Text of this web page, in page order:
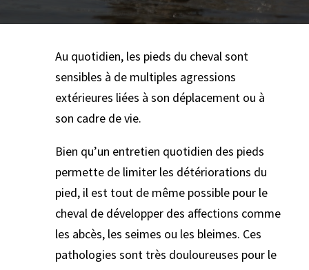
Au quotidien, les pieds du cheval sont
sensibles à de multiples agressions
extérieures liées à son déplacement ou à
son cadre de vie.
Bien qu’un entretien quotidien des pieds
permette de limiter les détériorations du
pied, il est tout de même possible pour le
cheval de développer des affections comme
les abcès, les seimes ou les bleimes. Ces
pathologies sont très douloureuses pour le